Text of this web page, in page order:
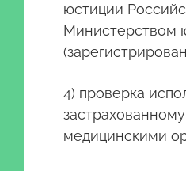
юстиции
Министерством
4) проверка
медицинскими